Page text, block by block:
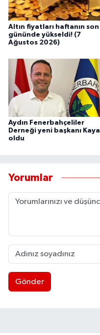
Altın fiyatları haftanın son
gününde yükseldi! (7
Ağustos 2026)
Aydın Fenerbahçeliler
Derneği yeni başkanı Kaya
oldu
Yorumlar
Gönder